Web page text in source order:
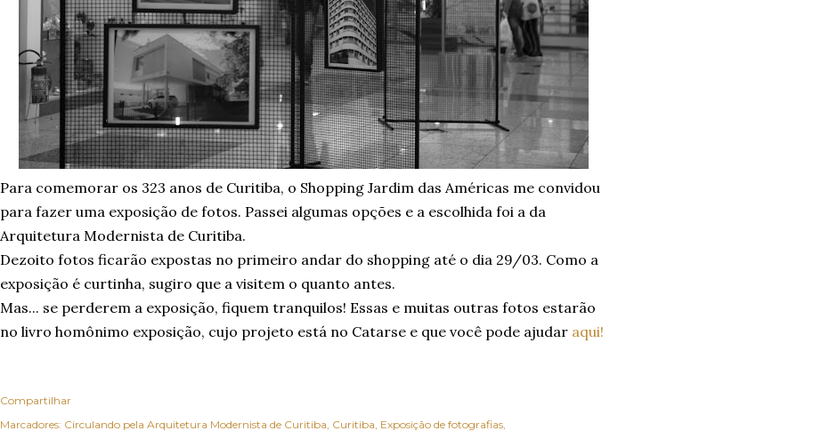
Para comemorar os 323 anos de Curitiba, o Shopping Jardim das Américas me convidou
para fazer uma exposição de fotos. Passei algumas opções e a escolhida foi a da
Arquitetura Modernista de Curitiba.
Dezoito fotos ficarão expostas no primeiro andar do shopping até o dia 29/03. Como a
exposição é curtinha, sugiro que a visitem o quanto antes.
Mas... se perderem a exposição, fiquem tranquilos! Essas e muitas outras fotos estarão
no livro homônimo exposição, cujo projeto está no Catarse e que você pode ajudar aqui!
Compartilhar
Marcadores: Circulando pela Arquitetura Modernista de Curitiba Curitiba Exposição de fotografias